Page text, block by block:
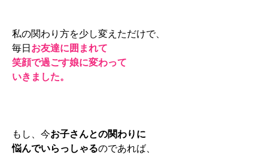
私の関わり方を少し変えただけで、
毎日 お友達に囲まれて
笑顔で過ごす娘に変わって
いきました。
もし、今お子さんとの関わりに
悩んでいらっしゃるのであれば、